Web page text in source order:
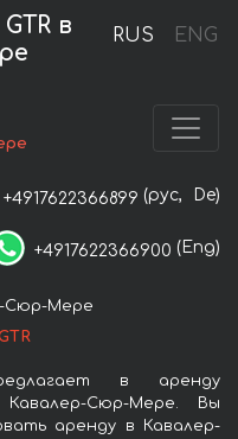
RUS ENG
в
+4917622366899 (рус, De)
+4917622366900 (Eng)
Сюр-Мере
в аренду
Сюр-Мере. Вы
аренду в Кавалер-